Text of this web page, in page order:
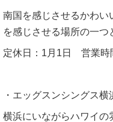
南国を感じさせるかわい
を感じさせる場所の一つ
定休日：1月1日 営業時
・エッグスンシングス
横浜にいながらハワイの